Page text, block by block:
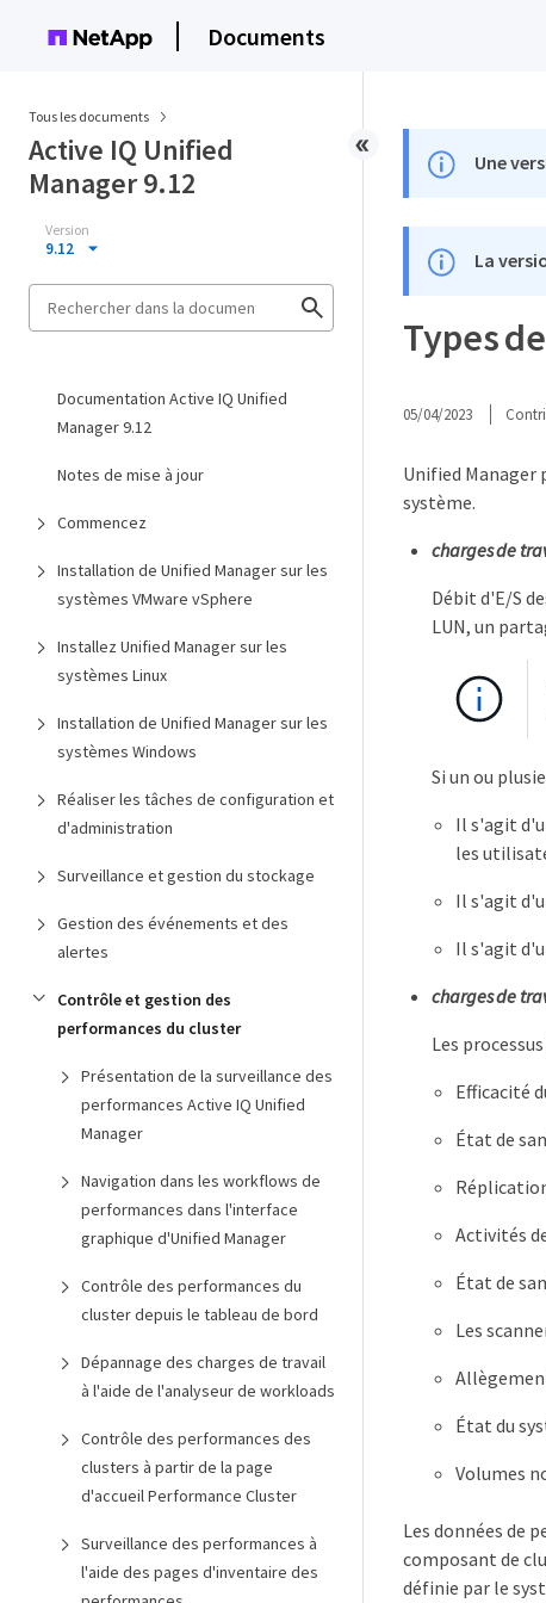
Documents
Tous les documents
Active IQ Unified
Manager 9.12
Version
9.12
Documentation Active IQ Unified
Manager 9.12
Notes de mise à jour
Commencez
Installation de Unified Manager sur les
systèmes VMware vSphere
Installez Unified Manager sur les
systèmes Linux
Installation de Unified Manager sur les
systèmes Windows
Réaliser les tâches de configuration et
d'administration
Surveillance et gestion du stockage
Gestion des événements et des
alertes
Contrôle et gestion des
performances du cluster
Présentation de la surveillance des
performances Active IQ Unified
Manager
Navigation dans les workflows de
performances dans l'interface
graphique d'Unified Manager
Contrôle des performances du
cluster depuis le tableau de bord
Dépannage des charges de travail
à l'aide de l'analyseur de workloads
Contrôle des performances des
clusters à partir de la page
d'accueil Performance Cluster
Surveillance des performances à
l'aide des pages d'inventaire des
Une
La
Types
05/04/2023
Unified Manager
système.
charges de
Débit d'E/S
LUN, un
Si un ou
Il s'agit
les
Il s'agit
Il s'agit
charges de
Les
Efficacité
État de
Activités
État de
Les
État du
Volumes
Les données de
composant de
définie par le